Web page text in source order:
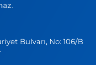
Bulvarı, No: 106/B